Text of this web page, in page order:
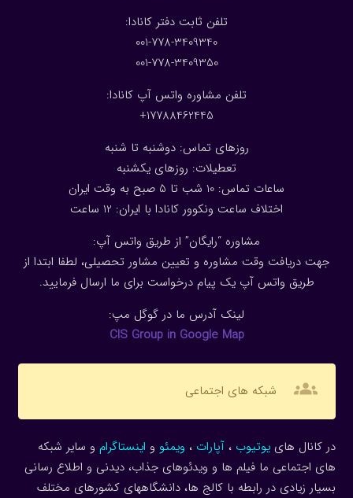
:تلفن ثابت دفتر کانادا
001-778-3409340
001-778-3409350
تلفن مشاوره واتس آپ کانادا:
17788462445+
روزهای تماس: دوشنبه تا شنبه
تعطیلات: روزهای یکشنبه
ساعات تماس: 10 شب تا 5 صبح به وقت ایران
اختلاف ساعت ونکوور کانادا با ایران: 1 2 ساعت
مشاوره “رایگان” از طریق واتس آپ:
جهت دریافت وقت مشاوره و تعیین مشاور تحصیلی، لطفا ابتدا از
طریق واتس آپ یک پیام درخواست برای ما ارسال فرمایید.
لینک آدرس ما در گوگل مپ:
CIS Group in Google Map
groups شبکه های اجتماعی
در کانال هاییوتیوب ، آپارات ، ویمئو و اینستاگرام و سایر شبکه
های اجتماعی ما فیلم ها و ویدئوهای جذاب، دیدنی و اطلاع رسانی
بسیار زیادی در رابطه با کالج ها، دانشگاههای کشورهای مختلف